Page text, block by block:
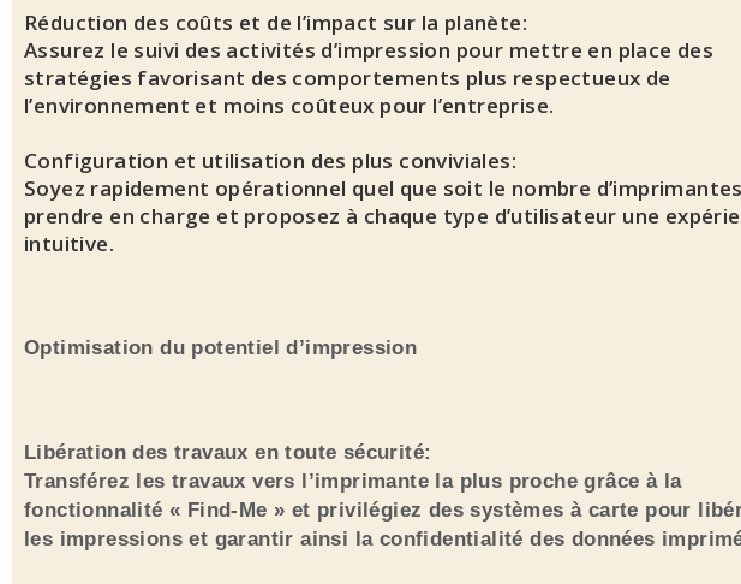
Réduction des coûts et de l’impact sur la planète:
Assurez le suivi des activités d’impression pour mettre en place des
stratégies favorisant des comportements plus respectueux de
l’environnement et moins coûteux pour l’entreprise.
Configuration et utilisation des plus conviviales:
Soyez rapidement opérationnel quel que soit le nombre
prendre en charge et proposez à chaque type d’utilisateur une
intuitive.
Optimisation du potentiel d’impression
Libération des travaux en toute sécurité:
Transférez les travaux vers l’imprimante la plus proche grâce à la
fonctionnalité « Find-Me » et privilégiez des systèmes à carte pour
les impressions et garantir ainsi la confidentialité des données